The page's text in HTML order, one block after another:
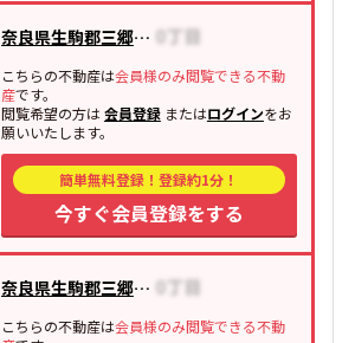
奈良県生駒郡三郷町信貴ケ丘
こちらの不動産は会員様のみ閲覧できる不動
産です。
閲覧希望の方は会員登録またはログインをお
願いいたします。
簡単無料登録！登録約1分！
今すぐ会員登録をする
奈良県生駒郡三郷町三室
こちらの不動産は会員様のみ閲覧できる不動